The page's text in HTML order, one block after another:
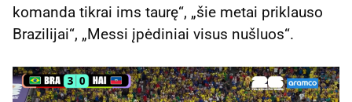
komanda tikrai ims taurę“, „šie metai priklauso
Brazilijai“, „Messi įpėdiniai visus nušluos“.